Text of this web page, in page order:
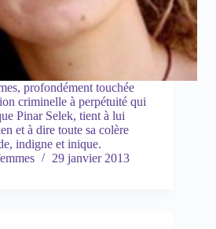
profondément touchée
criminelle à perpétuité qui
Pinar Selek, tient à lui
et à dire toute sa colère
indigne et inique.
29 janvier 2013